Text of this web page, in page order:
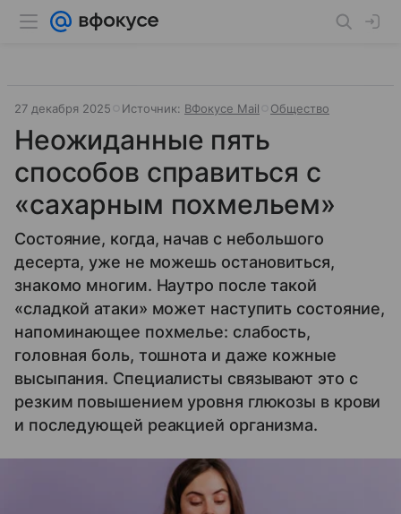
27 декабря 2025 Источник: ВФокусе Mail Общество
Неожиданные пять
способов справиться с
«сахарным похмельем»
Состояние, когда, начав с небольшого
десерта, уже не можешь остановиться,
знакомо многим. Наутро после такой
«сладкой атаки» может наступить состояние,
напоминающее похмелье: слабость,
головная боль, тошнота и даже кожные
высыпания. Специалисты связывают это с
резким повышением уровня глюкозы в крови
и последующей реакцией организма.